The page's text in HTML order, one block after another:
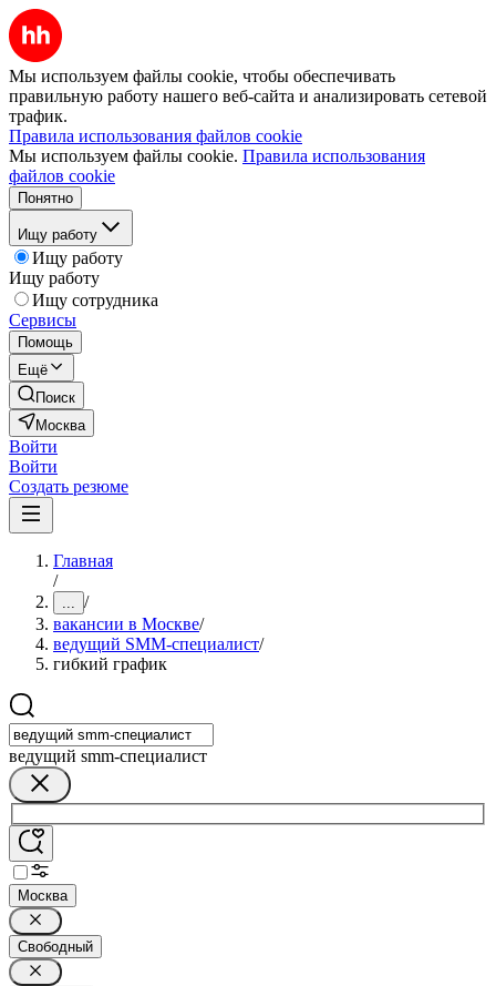
Мы используем файлы cookie, чтобы обеспечивать
правильную работу нашего веб-сайта и анализировать сетевой
трафик.
Правила использования файлов cookie
Мы используем файлы cookie. Правила использования
файлов cookie
Понятно
Ищу работу
Ищу работу
Ищу работу
Ищу сотрудника
Сервисы
Помощь
Ещё
Поиск
Москва
Войти
Войти
Создать резюме
Главная
/
... /
вакансии в Москве/
ведущий SMM-специалист/
гибкий график
ведущий smm-специалист
Москва
Свободный